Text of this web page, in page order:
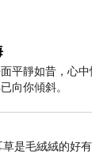
平靜如昔，心
向你傾斜。
是毛絨絨的好